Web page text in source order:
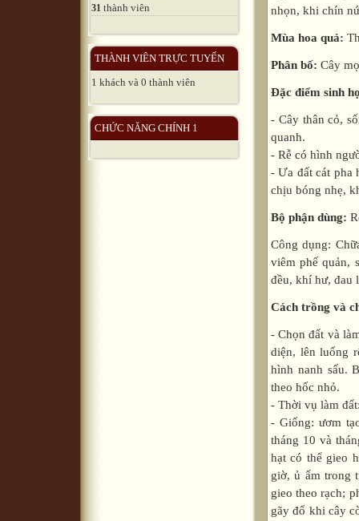
31 thành viên
THÀNH VIÊN TRỰC TUYẾN
1 khách và 0 thành viên
CHỨC NĂNG CHÍNH 1
nhọn, khi chín
Mùa hoa quả:
Phân bố: Cây
Đặc điểm sinh
- Cây thân cỏ,
quanh.
- Rễ có hình
- Ưa đất cát pha
chịu bóng nhẹ,
Bộ phận dùng:
Công dụng:
viêm phế quản,
đều, khí hư, đau
Cách trồng và
- Chọn đất và
diện, lên luống
hình nanh sấu.
theo hốc nhỏ.
- Thời vụ làm
- Giống: ươm
tháng 10 và
hạt có thể gieo
giờ, ủ ẩm trong
gieo theo rạch;
gãy đổ khi cây